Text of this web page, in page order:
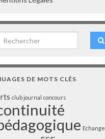
Search for:
DE MOTS CLÉS
club journal concours
Echange